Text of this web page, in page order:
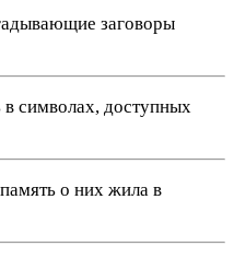
заговоры
символах, доступных
о них жила в